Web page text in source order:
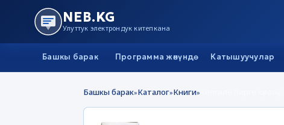
NEB.KG
Улуттук электрондук китепкана
Башкы барак Программа жөнүндө Катышуучулар
Башкы барак»Каталог»Книги»